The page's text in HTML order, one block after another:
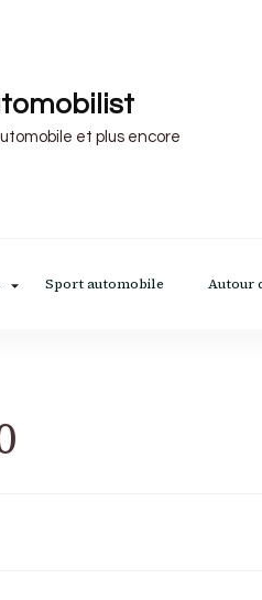
et plus encore
Sport automobile Autour